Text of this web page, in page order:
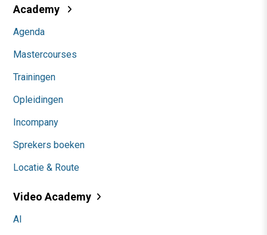
Academy
Agenda
Mastercourses
Trainingen
Opleidingen
Incompany
Sprekers boeken
Locatie & Route
Video Academy
AI